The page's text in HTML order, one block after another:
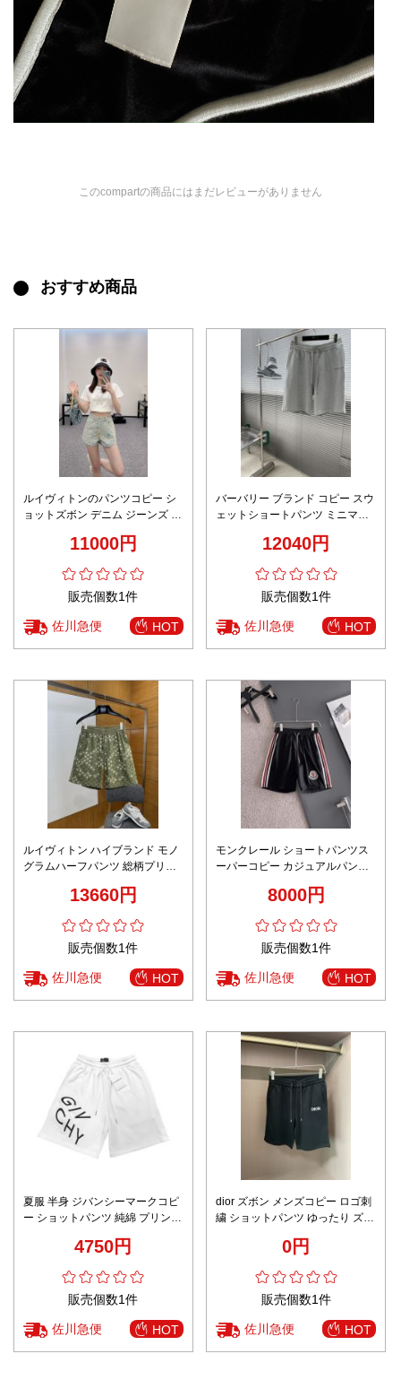
このcompartの商品にはまだレビューがありません
おすすめ商品
ルイヴィトンのパンツコピー シ
ョットズボン デニム ジーンズ フ
11000円
販売個数1件
佐川急便 HOT
バーバリー ブランド コピー スウ
ェットショートパンツ ミニマル
12040円
販売個数1件
佐川急便 HOT
ルイヴィトン ハイブランド モノ
グラムハーフパンツ 総柄プリン
13660円
販売個数1件
佐川急便 HOT
モンクレール ショートパンツス
ーパーコピー カジュアルパンツ
8000円
販売個数1件
佐川急便 HOT
夏服 半身 ジバンシーマークコピ
ー ショットパンツ 純綿 プリント
4750円
販売個数1件
佐川急便 HOT
dior ズボン メンズコピー ロゴ刺
繍 ショットパンツ ゆったり ズボ
0円
販売個数1件
佐川急便 HOT